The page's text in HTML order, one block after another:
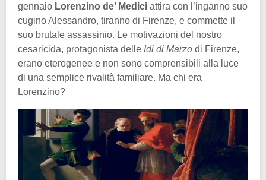
gennaio Lorenzino de’ Medici attira con l’inganno suo
cugino Alessandro, tiranno di Firenze, e commette il
suo brutale assassinio. Le motivazioni del nostro
cesaricida, protagonista delle Idi di Marzo di Firenze,
erano eterogenee e non sono comprensibili alla luce
di una semplice rivalità familiare. Ma chi era
Lorenzino?